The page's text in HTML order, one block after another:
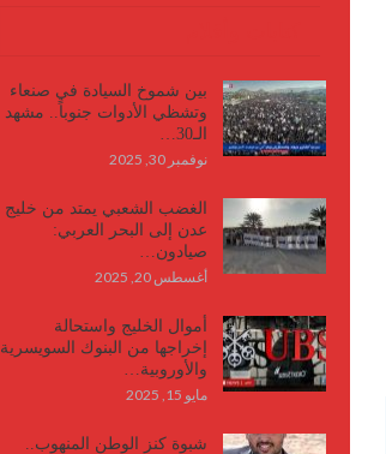
بين شموخ السيادة في صنعاء
وتشظي الأدوات جنوباً.. مشهد
الـ30…
نوفمبر 30, 2025
الغضب الشعبي يمتد من خليج
عدن إلى البحر العربي:
صيادون…
أغسطس 20, 2025
أموال الخليج واستحالة
إخراجها من البنوك السويسرية
والأوروبية…
مايو 15, 2025
شبوة كنز الوطن المنهوب..